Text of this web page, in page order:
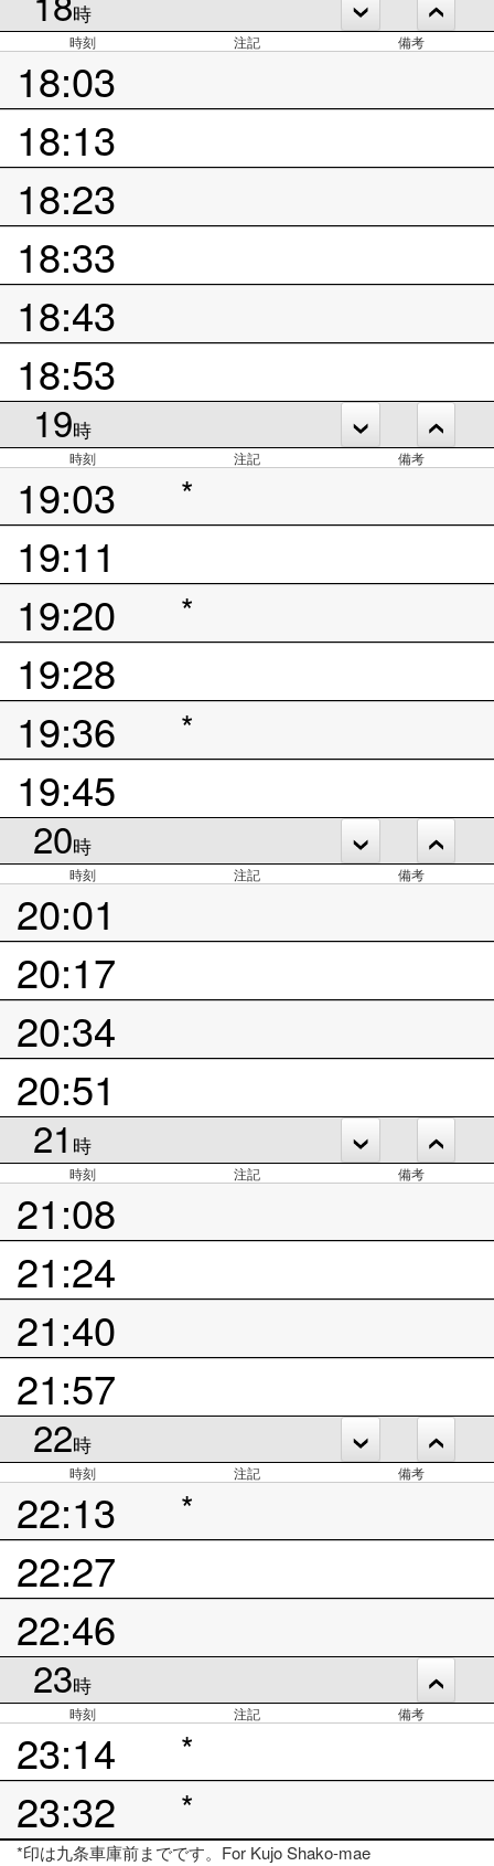
時
時刻 注記 備考
18:03
18:13
18:23
18:33
18:43
18:53
19時
時刻 注記 備考
19:03 *
19:11
19:20
*
19:28
19:36
*
19:45
20時
時刻 注記 備考
20:01
20:17
20:34
20:51
21 時
時刻 注記 備考
21:08
21:24
21:40
21:57
22時
時刻 注記 備考
22:13 *
22:27
22:46
23時
時刻 注記 備考
23:14 *
23:32 *
*印は九条車庫前までです。For Kujo Shako-mae